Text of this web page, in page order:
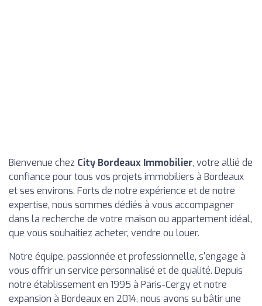
Bienvenue chez City Bordeaux Immobilier, votre allié de
confiance pour tous vos projets immobiliers à Bordeaux
et ses environs. Forts de notre expérience et de notre
expertise, nous sommes dédiés à vous accompagner
dans la recherche de votre maison ou appartement idéal,
que vous souhaitiez acheter, vendre ou louer.
Notre équipe, passionnée et professionnelle, s'engage à
vous offrir un service personnalisé et de qualité. Depuis
notre établissement en 1995 à Paris-Cergy et notre
expansion à Bordeaux en 2014, nous avons su bâtir une